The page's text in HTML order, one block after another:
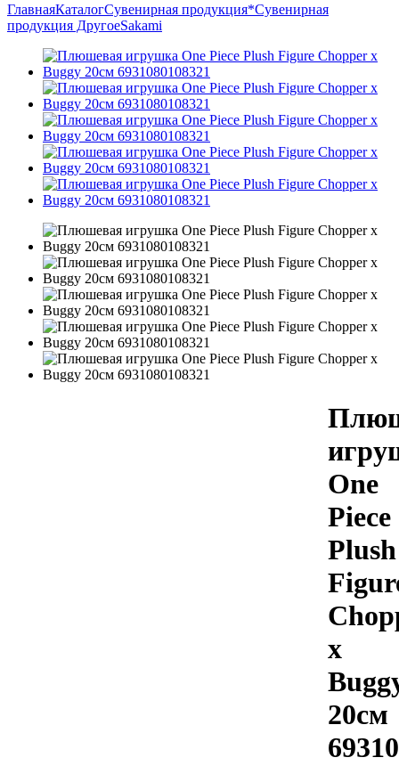
ГлавнаяКаталогСувенирная продукция*Сувенирная
продукция ДругоеSakami
One
Piece
Plush
x
20см